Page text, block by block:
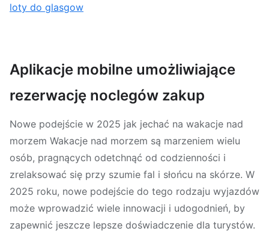
loty do glasgow
Aplikacje mobilne umożliwiające
rezerwację noclegów zakup
Nowe podejście w 2025 jak jechać na wakacje nad
morzem Wakacje nad morzem są marzeniem wielu
osób, pragnących odetchnąć od codzienności i
zrelaksować się przy szumie fal i słońcu na skórze. W
2025 roku, nowe podejście do tego rodzaju wyjazdów
może wprowadzić wiele innowacji i udogodnień, by
zapewnić jeszcze lepsze doświadczenie dla turystów.